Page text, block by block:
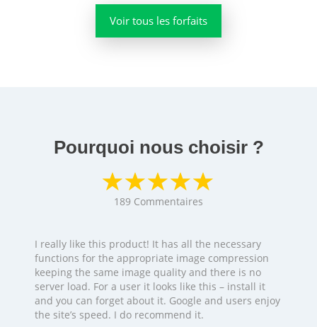
Voir tous les forfaits
Pourquoi nous choisir ?
189 Commentaires
I really like this product! It has all the necessary
functions for the appropriate image compression
keeping the same image quality and there is no
server load. For a user it looks like this – install it
and you can forget about it. Google and users enjoy
the site’s speed. I do recommend it.